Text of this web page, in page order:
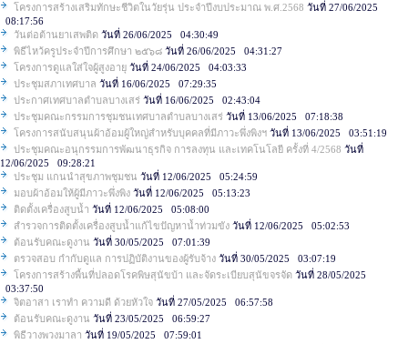
โครงการสร้างเสริมทักษะชีวิตในวัยรุ่น ประจำปีงบประมาณ พ.ศ.2568 วันที่ 27/06/2025
08:17:56
วันต่อต้านยาเสพติด วันที่ 26/06/2025 04:30:49
พิธีไหว้ครูประจำปีการศึกษา ๒๕๖๘ วันที่ 26/06/2025 04:31:27
โครงการดูแลใส่ใจผู้สูงอายุ วันที่ 24/06/2025 04:03:33
ประชุมสภาเทศบาล วันที่ 16/06/2025 07:29:35
ประกาศเทศบาลตำบลบางเสร่ วันที่ 16/06/2025 02:43:04
ประชุมคณะกรรมการชุมชนเทศบาลตำบลบางเสร่ วันที่ 13/06/2025 07:18:38
โครงการสนับสนุนผ้าอ้อมผู้ใหญ่สำหรับบุคคลที่มีภาวะพึ่งพิงฯ วันที่ 13/06/2025 03:51:19
ประชุมคณะอนุกรรมการพัฒนาธุรกิจ การลงทุน และเทคโนโลยี ครั้งที่ 4/2568 วันที่
12/06/2025 09:28:21
ประชุม แกนนำสุขภาพชุมชน วันที่ 12/06/2025 05:24:59
มอบผ้าอ้อมให้ผู้มีภาวะพึ่งพิง วันที่ 12/06/2025 05:13:23
ติดตั้งเครื่องสูบน้ำ วันที่ 12/06/2025 05:08:00
สำรวจการติดตั้งเครื่องสูบน้ำแก้ไขปัญหาน้ำท่วมขัง วันที่ 12/06/2025 05:02:53
ต้อนรับคณะดูงาน วันที่ 30/05/2025 07:01:39
ตรวจสอบ กำกับดูแล การปฏิบัติงานของผู้รับจ้าง วันที่ 30/05/2025 03:07:19
โครงการสร้างพื้นที่ปลอดโรคพิษสุนัขบ้า และจัดระเบียบสุนัขจรจัด วันที่ 28/05/2025
03:37:50
จิตอาสา เราทำ ความดี ด้วยหัวใจ วันที่ 27/05/2025 06:57:58
ต้อนรับคณะดูงาน วันที่ 23/05/2025 06:59:27
พิธีวางพวงมาลา วันที่ 19/05/2025 07:59:01